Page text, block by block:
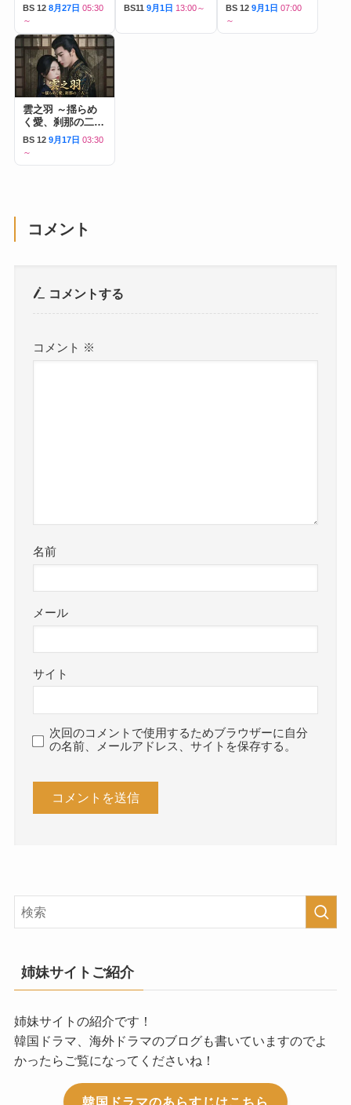
BS 12 8月27日 05:30
～
BS11 9月1日 13:00～ BS 12 9月1日 07:00
～
雲之羽 ～揺らめ
く愛、刹那の二人
～
BS 12 9月17日 03:30
～
コメント
コメントする
コメント ※
名前
メール
サイト
次回のコメントで使用するためブラウザーに自分
の名前、メールアドレス、サイトを保存する。
姉妹サイトご紹介
姉妹サイトの紹介です！
韓国ドラマ、海外ドラマのブログも書いていますのでよ
かったらご覧になってくださいね！
韓国ドラマのあらすじはこちら